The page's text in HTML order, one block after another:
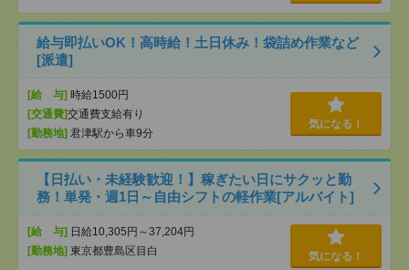
給与即払いOK！高時給！土日休み！袋詰め作業など
[派遣]
[給 与] 時給1500円
[交通費]交通費支給有り
[勤務地] 君津駅から車9分
気になる！
【日払い・未経験歓迎！】稼ぎたい日にサクッと勤
務！単発・週1日～自由シフトの軽作業[アルバイト]
[給 与] 日給10,305円～37,204円
[勤務地] 東京都豊島区目白 気になる！